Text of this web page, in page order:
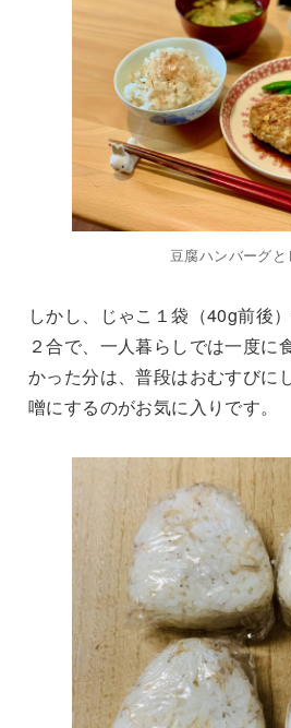
豆腐ハンバーグ
しかし、じゃこ１袋（40g前後
２合で、一人暮らしでは一度に
かった分は、普段はおむすびに
噌にするのがお気に入りです。